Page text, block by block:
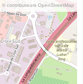
© contributeurs OpenStreetMap